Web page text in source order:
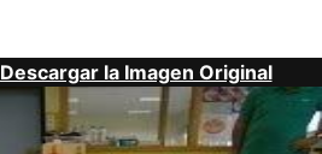
Descargar la Imagen Original